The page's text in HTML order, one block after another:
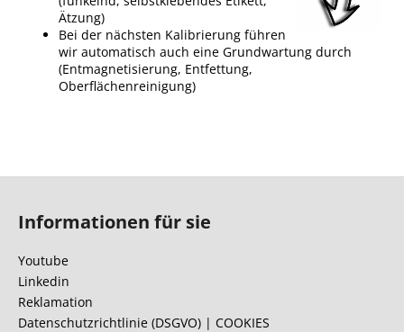
Ätzung)
Bei der nächsten Kalibrierung führen
wir automatisch auch eine Grundwartung durch
(Entmagnetisierung, Entfettung,
Oberflächenreinigung)
Informationen für sie
Youtube
Linkedin
Reklamation
Datenschutzrichtlinie (DSGVO) | COOKIES